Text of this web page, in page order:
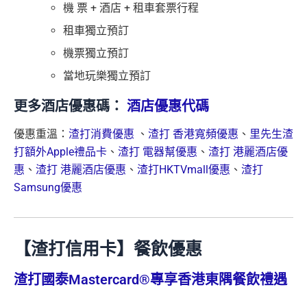
機 票 + 酒店 + 租車套票行程
租車獨立預訂
機票獨立預訂
當地玩樂獨立預訂
更多酒店優惠碼： 酒店優惠代碼
優惠重溫： 渣打消費優惠 、 渣打 香港寬頻優惠 、 里先生渣
打額外Apple禮品卡 、 渣打 電器幫優惠 、 渣打 港麗酒店優
惠 、 渣打 港麗酒店優惠 、 渣打HKTVmall優惠 、 渣打
Samsung優惠
【渣打信用卡】餐飲優惠
渣打國泰Mastercard®專享香港東隅餐飲禮遇